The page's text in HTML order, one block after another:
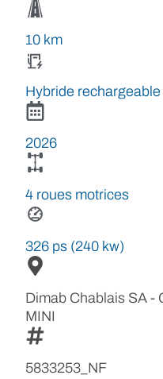
10 km
Hybride
2026
4 roues motrices
326 ps (240 kw)
Dimab Chablais SA -
MINI
5833253_NF